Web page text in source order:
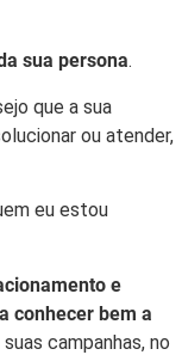
sua persona.
que a sua
ou atender,
eu estou
e
conhecer bem a
campanhas, no